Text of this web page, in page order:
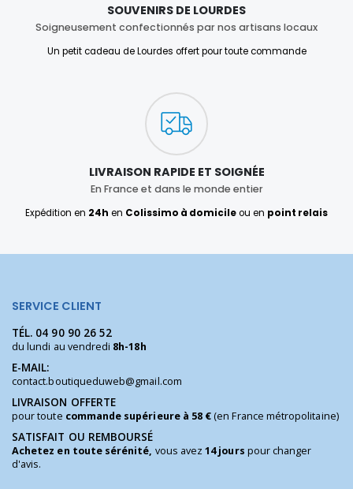
SOUVENIRS DE LOURDES
Soigneusement confectionnés par nos artisans locaux
Un petit cadeau de Lourdes offert pour toute commande
LIVRAISON RAPIDE ET SOIGNÉE
En France et dans le monde entier
Expédition en 24h en Colissimo à domicileou en point relais
SERVICE CLIENT
TÉL. 04 90 90 26 52
du lundi au vendredi 8h-18h
E-MAIL:
contact.boutiqueduweb@gmail.com
LIVRAISON OFFERTE
pour toute commande supérieure à 58 €(en France métropolitaine)
SATISFAIT OU REMBOURSÉ
Achetez en toute sérénité, vous avez14 jours pour changer
d'avis.